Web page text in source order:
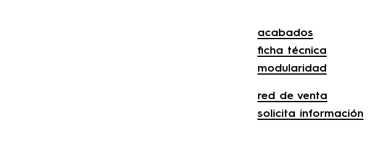
acabados
ficha técnica
modularidad
red de venta
solicita información